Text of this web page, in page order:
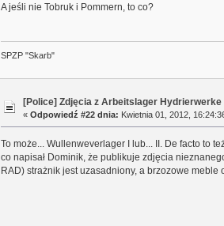
A jeśli nie Tobruk i Pommern, to co?
SPZP "Skarb"
[Police] Zdjęcia z Arbeitslager Hydrierwerke
«Odpowiedź #22 dnia: Kwietnia 01, 2012,
To może... Wullenweverlager I lub... II. De facto to
co napisał Dominik, że publikuje zdjęcia
RAD) strażnik jest uzasadniony, a brzozowe